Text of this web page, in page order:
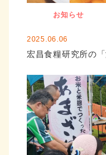
お知らせ
2025.06.06
宏昌食糧研究所の